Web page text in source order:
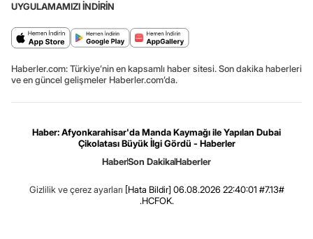
UYGULAMAMIZI İNDİRİN
Haberler.com: Türkiye’nin en kapsamlı haber sitesi. Son dakika haberleri
ve en güncel gelişmeler Haberler.com’da.
Haber: Afyonkarahisar'da Manda Kaymağı ile Yapılan Dubai
Çikolatası Büyük İlgi Gördü - Haberler
HaberSon DakikaHaberler
Gizlilik ve çerez ayarları [Hata Bildir] 06.08.2026 22:40:01 #7.13#
.HCFOK.